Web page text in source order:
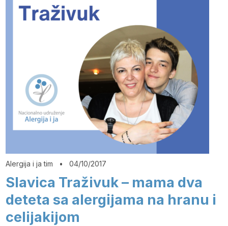
Alergija i ja tim •04/10/2017
Slavica Traživuk – mama dva
deteta sa alergijama na hranu i
celijakijom